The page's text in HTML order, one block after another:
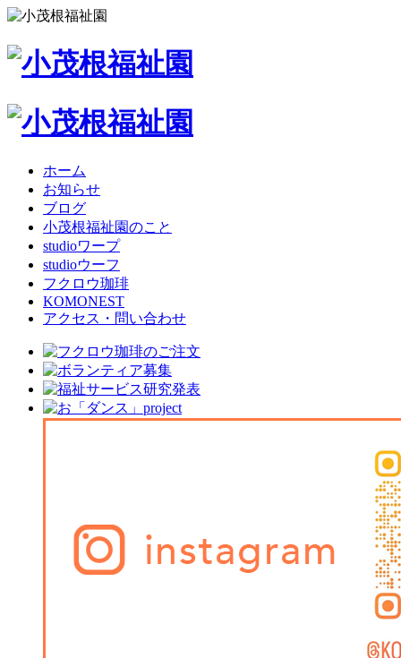
ホーム
お知らせ
ブログ
小茂根福祉園のこと
studioワープ
studioウーフ
フクロウ珈琲
KOMONEST
アクセス・問い合わせ